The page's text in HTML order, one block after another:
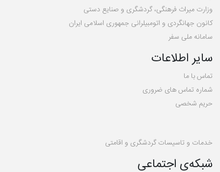
وزارت میراث فرهنگی، گردشگری و صنایع دستی
کانون جهانگردی و اتومبیلرانی جمهوری اسلامی ایران
سامانه ملی سفر
سایر اطلاعات
تماس با ما
شماره تماس های ضروری
حریم شخصی
خدمات و تاسیسات گردشگری و اقامتی
شبکه‌ی اجتماعی